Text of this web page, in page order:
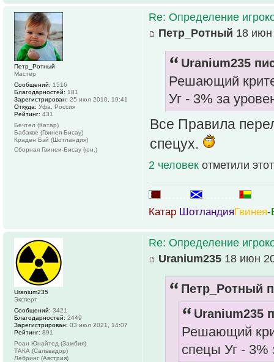
Re: Определение
Петр_Ротный 18 июн
Uranium235
Решающий
Уг - 3% за
Все Правила
спецух.
2 человек отметили
Катар ШотландияГвинея-
Петр_Ротный
Мастер
Сообщений: 1516
Благодарностей: 181
Зарегистрирован: 25 июл 2010, 19:41
Откуда: Уфа, Россия
Рейтинг: 431
Бечтел (Катар)
Бабакве (Гвинея-Бисау)
Краден Бэй (Шотландия)
Сборная Гвинеи-Бисау (юн.)
Re: Определение
Uranium235 18 июн
Петр_Ротный
Uranium235
Решающий
спецы Уг - 3%
Uranium235
Эксперт
Сообщений: 3421
Благодарностей: 2449
Зарегистрирован: 03 июл 2021, 14:07
Рейтинг: 891
Роан Юнайтед (Замбия)
ТАКА (Сальвадор)
Лебринг (Австрия)